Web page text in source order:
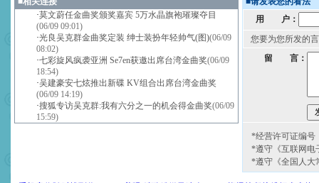
·莫文蔚任金曲奖颁奖嘉宾 5万水晶旗袍璀璨夺目
(06/09 09:01)
·光良吴克群金曲奖定装 绅士装扮年轻帅气(图)(06/09
08:02)
·七彩旋风疯袭亚洲 Se7en获邀出席台湾金曲奖(06/09
18:54)
·吴建豪安七炫推出新碟 KV组合出席台湾金曲奖
(06/09 14:19)
·搜狐专访吴克群:我有六分之一的机会得金曲奖(06/09
15:59)
用 户：
您要为您所发的
留 言：
*经营许可证编号
*遵守《互联网电
*遵守《全国人大